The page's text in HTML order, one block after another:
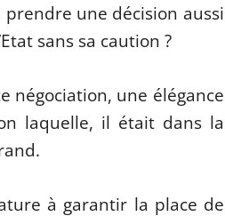
une décision aussi
sans sa caution ?
négociation, une élégance
laquelle, il était dans la
à garantir la place de